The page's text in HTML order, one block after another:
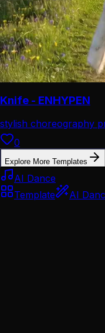
Knife - ENHYPEN
stylish choreography
performance
0
Explore More Templates
AI Dance
Template
AI